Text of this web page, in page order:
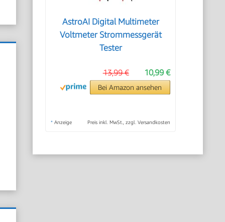
AstroAI Digital Multimeter
Voltmeter Strommessgerät
Tester
10,99 €
13,99 €
Bei Amazon ansehen
* Anzeige Preis inkl. MwSt., zzgl. Versandkosten